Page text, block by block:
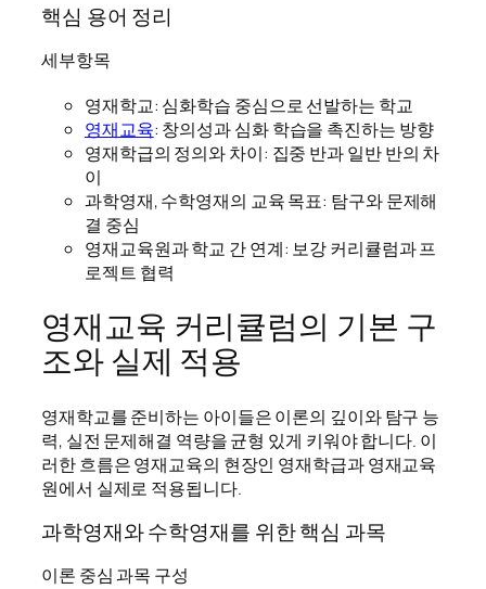
핵심 용어 정리
세부항목
영재학교: 심화학습 중심으로 선발하는 학교
영재교육: 창의성과 심화 학습을 촉진하는 방향
영재학급의 정의와 차이: 집중 반과 일반 반의 차
이
과학영재, 수학영재의 교육 목표: 탐구와 문제해
결 중심
영재교육원과 학교 간 연계: 보강 커리큘럼과 프
로젝트 협력
영재교육 커리큘럼의 기본 구
조와 실제 적용
영재학교를 준비하는 아이들은 이론의 깊이와 탐구 능
력, 실전 문제해결 역량을 균형 있게 키워야 합니다. 이
러한 흐름은 영재교육의 현장인 영재학급과 영재교육
원에서 실제로 적용됩니다.
과학영재와 수학영재를 위한 핵심 과목
이론 중심 과목 구성